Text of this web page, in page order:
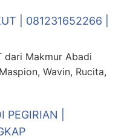
| 081231652266 |
dari Makmur Abadi
Wavin, Rucita,
PEGIRIAN |